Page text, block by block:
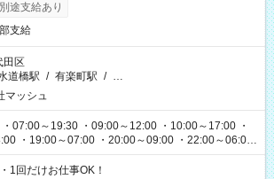
途支給あり
支給
田区
道橋駅 / 有楽町駅 / …
マッシュ
07:00～19:30 ・09:00～12:00 ・10:00～17:00 ・
・19:00～07:00 ・20:00～09:00 ・22:00～06:00
ご紹介！ ※シフトは
1回だけお仕事OK！